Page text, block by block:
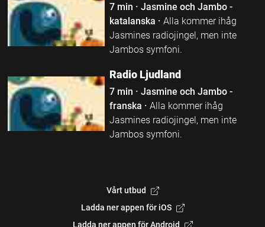
7 min · Jasmine och Jambo -
katalanska · Alla kommer ihåg
Jasmines radiojingel, men inte
Jambos symfoni.
Radio Ljudland
7 min · Jasmine och Jambo -
franska · Alla kommer ihåg
Jasmines radiojingel, men inte
Jambos symfoni.
Vårt utbud
Ladda ner appen för iOS
Ladda ner appen för Android